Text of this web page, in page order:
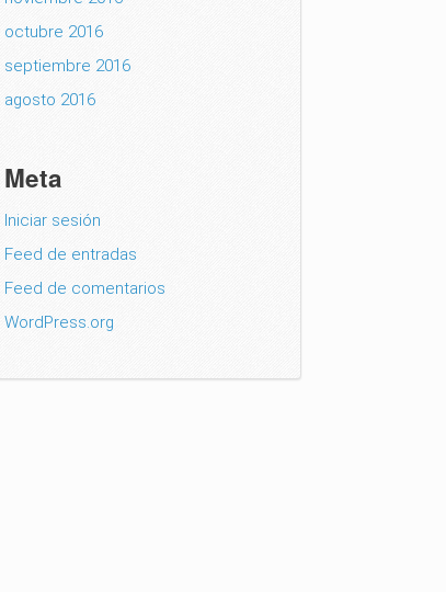
octubre 2016
septiembre 2016
agosto 2016
Meta
Iniciar sesión
Feed de entradas
Feed de comentarios
WordPress.org